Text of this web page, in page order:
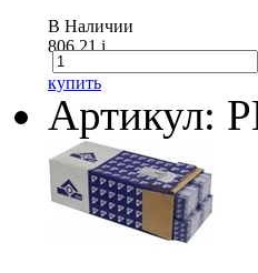
В Наличии
806.21i
купить
Артикул: